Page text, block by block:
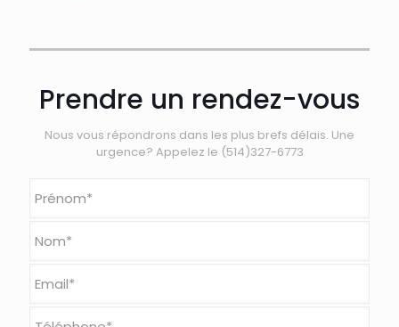
Prendre un rendez-vous
Nous vous répondrons dans les plus brefs délais. Une
urgence? Appelez le (514)327-6773